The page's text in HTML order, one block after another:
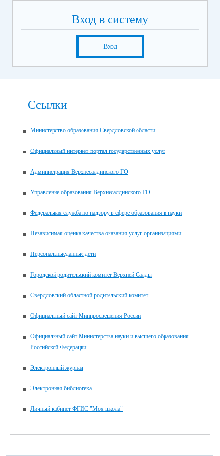
Вход в систему
Вход
Ссылки
Министерство образования Свердловской области
Официальный интернет-портал государственных услуг
Администрация Верхнесалдинского ГО
Управление образования Верхнесалдинского ГО
Федеральная служба по надзору в сфере образования и науки
Независимая оценка качества оказания услуг организациями
Персональныеданные.дети
Городской родительский комитет Верхней Салды
Свердловский областной родительский комитет
Официальный сайт Минпросвещения России
Официальный сайт Министерства науки и высшего образования
Российской Федерации
Электронный журнал
Электронная библиотека
Личный кабинет ФГИС "Моя школа"